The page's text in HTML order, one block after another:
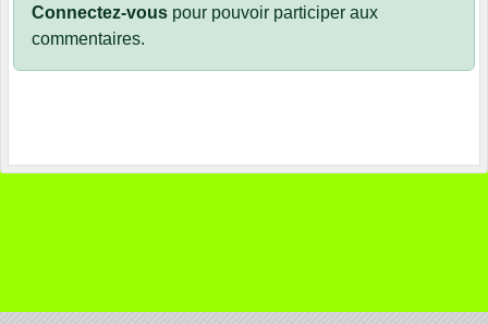
Connectez-vous pour pouvoir participer aux
commentaires.